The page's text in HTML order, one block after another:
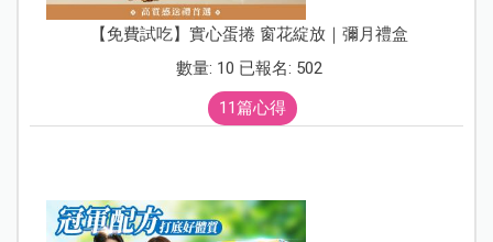
【免費試吃】實心蛋捲 窗花綻放｜彌月禮盒
數量: 10 已報名: 502
11篇心得